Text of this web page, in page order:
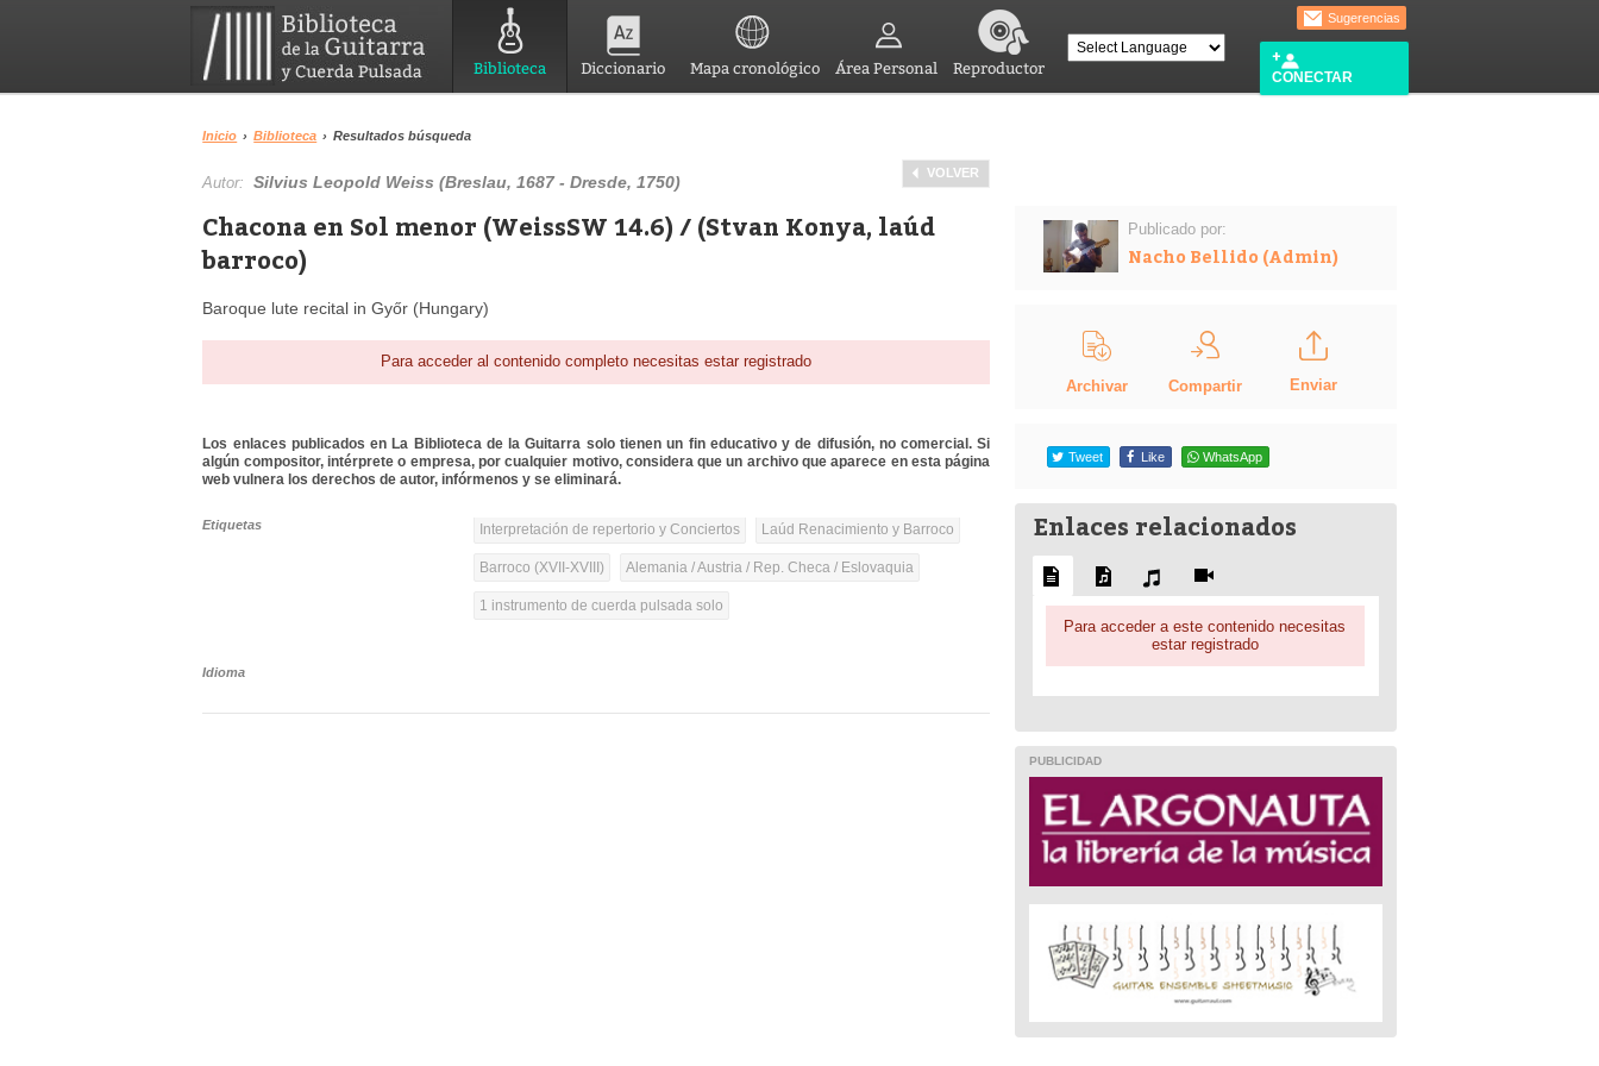
Biblioteca Diccionario Mapa cronológico Área Personal Reproductor
Sugerencias
CONECTAR
Inicio › Biblioteca › Resultados búsqueda
VOLVER
Autor:Silvius Leopold Weiss (Breslau, 1687 - Dresde, 1750)
Chacona en Sol menor (WeissSW 14.6) / (Stvan Konya, laúd
barroco)
Baroque lute recital in Győr (Hungary)
Para acceder al contenido completo necesitas estar registrado
Los enlaces publicados en La Biblioteca de la Guitarra solo tienen un fin educativo y de difusión, no comercial. Si
algún compositor, intérprete o empresa, por cualquier motivo, considera que un archivo que aparece en esta página
web vulnera los derechos de autor, infórmenos y se eliminará.
Etiquetas Interpretación de repertorio y Conciertos Laúd Renacimiento y Barroco
Barroco (XVII-XVIII) Alemania / Austria / Rep. Checa / Eslovaquia
1 instrumento de cuerda pulsada solo
Idioma
Publicado por:
Nacho Bellido (Admin)
Archivar Compartir Enviar
Tweet Like WhatsApp
Enlaces relacionados
Para acceder a este contenido necesitas
estar registrado
PUBLICIDAD